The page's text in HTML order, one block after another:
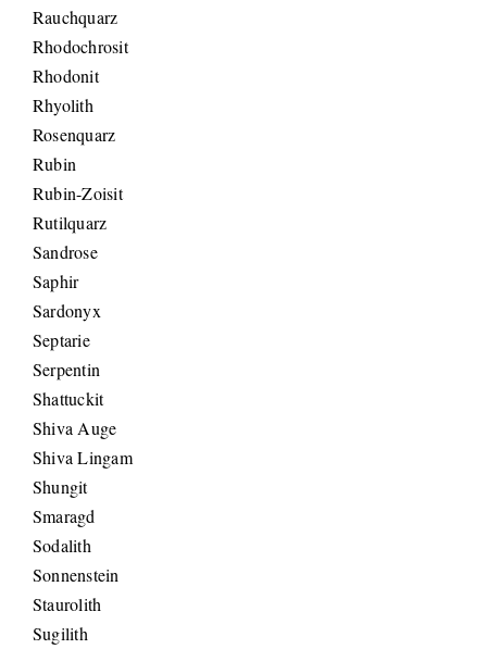
Rauchquarz
Rhodochrosit
Rhodonit
Rhyolith
Rosenquarz
Rubin
Rubin-Zoisit
Rutilquarz
Sandrose
Saphir
Sardonyx
Septarie
Serpentin
Shattuckit
Shiva Auge
Shiva Lingam
Shungit
Smaragd
Sodalith
Sonnenstein
Staurolith
Sugilith